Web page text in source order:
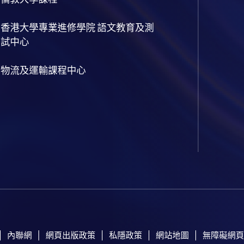
香港大學專業進修學院 語文教育及測
試中心
物流及運輸課程中心
內聯網 網頁出版政策 私隱政策 網站地圖 無障礙網頁